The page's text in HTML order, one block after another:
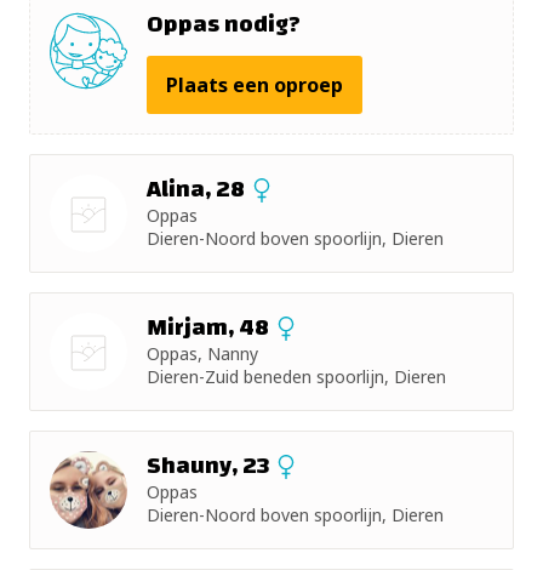
Oppas nodig?
Plaats een oproep
Alina, 28
Oppas
Dieren-Noord boven spoorlijn, Dieren
Mirjam, 48
Oppas, Nanny
Dieren-Zuid beneden spoorlijn, Dieren
Shauny, 23
Oppas
Dieren-Noord boven spoorlijn, Dieren